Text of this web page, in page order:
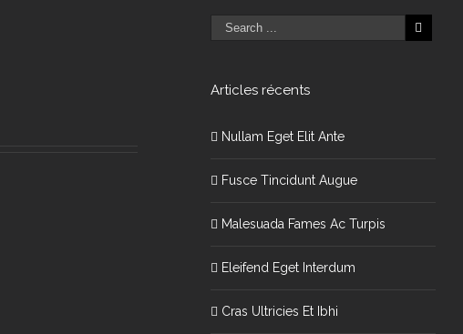
Articles récents
Nullam Eget Elit Ante
Fusce Tincidunt Augue
Malesuada Fames Ac Turpis
Eleifend Eget Interdum
Cras Ultricies Et Ibhi